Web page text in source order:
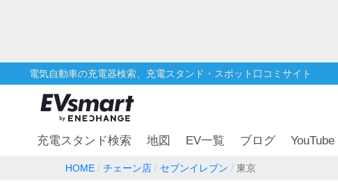
電気自動車の充電器検索、充電スタンド・スポット口コミサイト
充電スタンド検索 地図 EV一覧 ブログ YouTube
HOME チェーン店 セブンイレブン 東京